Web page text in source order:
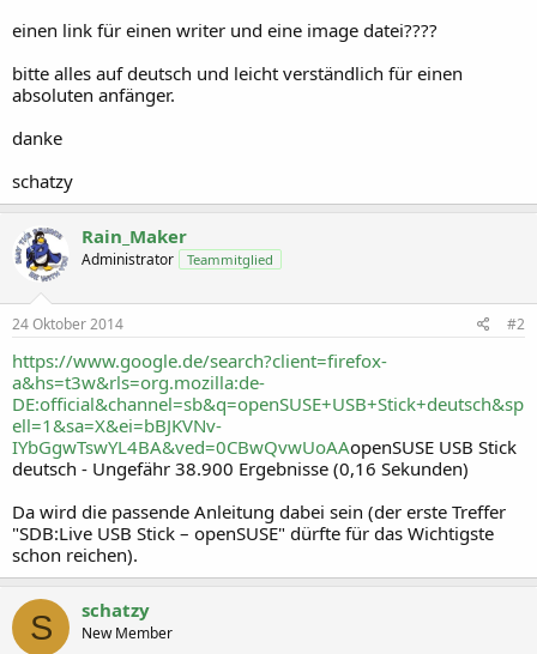
einen link für einen writer und eine image datei????
bitte alles auf deutsch und leicht verständlich für einen
absoluten anfänger.
danke
schatzy
Rain_Maker
Administrator Teammitglied
24 Oktober 2014 #2
https://www.google.de/search?client=firefox-
a&hs=t3w&rls=org.mozilla:de-
DE:official&channel=sb&q=openSUSE+USB+Stick+deutsch&sp
ell=1&sa=X&ei=bBJKVNv-
IYbGgwTswYL4BA&ved=0CBwQvwUoAAopenSUSE USB Stick
deutsch - Ungefähr 38.900 Ergebnisse (0,16 Sekunden)
Da wird die passende Anleitung dabei sein (der erste Treffer
"SDB:Live USB Stick – openSUSE" dürfte für das Wichtigste
schon reichen).
S schatzy
New Member